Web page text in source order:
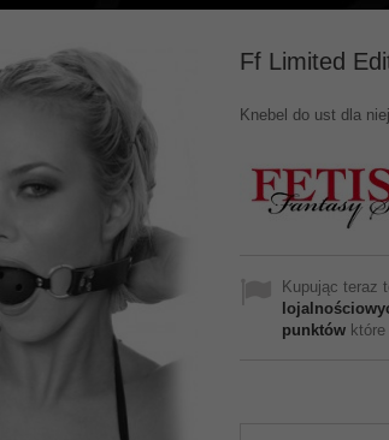
Ff Limited
Knebel do ust dla
Kupując teraz
punktów